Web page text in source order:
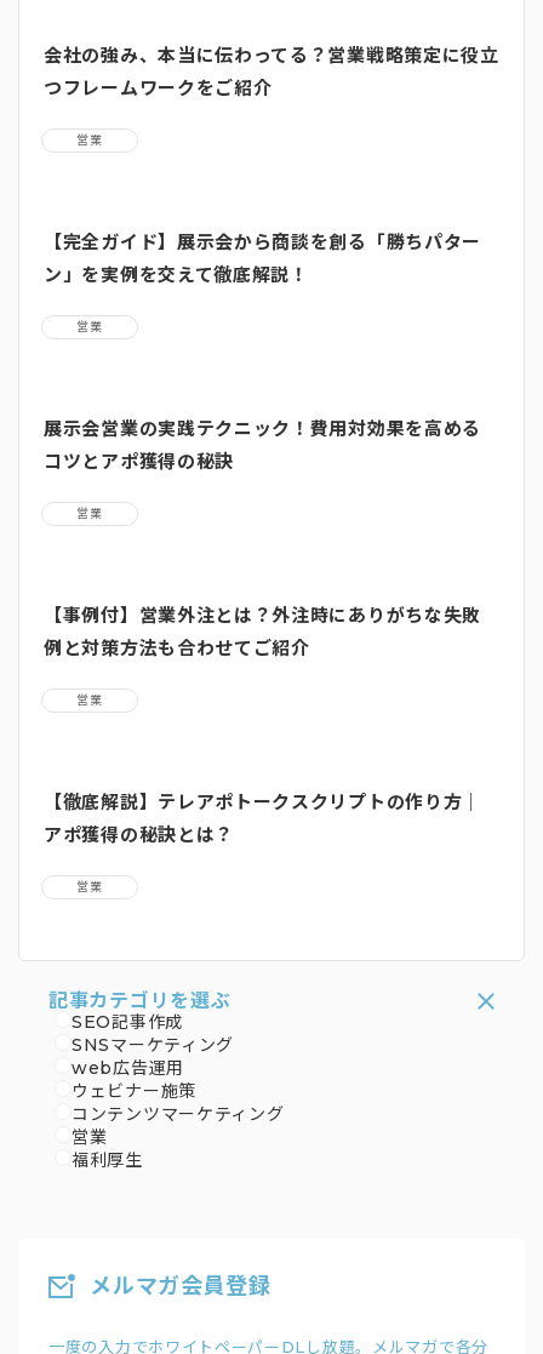
会社の強み、本当に伝わってる？営業戦略策定に役立
つフレームワークをご紹介
営業
【完全ガイド】展示会から商談を創る「勝ちパター
ン」を実例を交えて徹底解説！
営業
展示会営業の実践テクニック！費用対効果を高める
コツとアポ獲得の秘訣
営業
【事例付】営業外注とは？外注時にありがちな失敗
例と対策方法も合わせてご紹介
営業
【徹底解説】テレアポトークスクリプトの作り方｜
アポ獲得の秘訣とは？
営業
記事カテゴリを選ぶ
SEO記事作成
SNSマーケティング
web広告運用
ウェビナー施策
コンテンツマーケティング
営業
福利厚生
メルマガ会員登録
一度の入力でホワイトペーパーDLし放題。メルマガで各分